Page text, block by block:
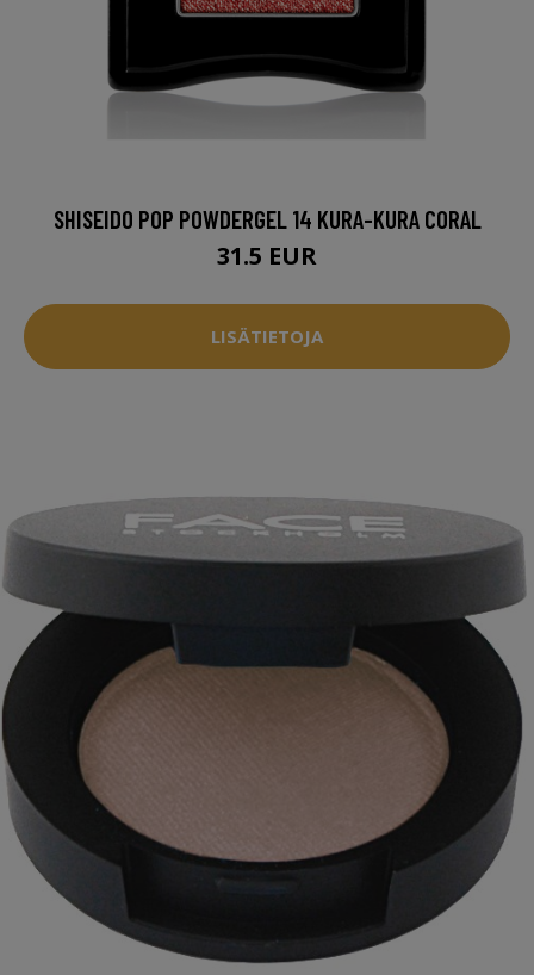
SHISEIDO POP POWDERGEL 14 KURA-KURA CORAL
31.5 EUR
LISÄTIETOJA